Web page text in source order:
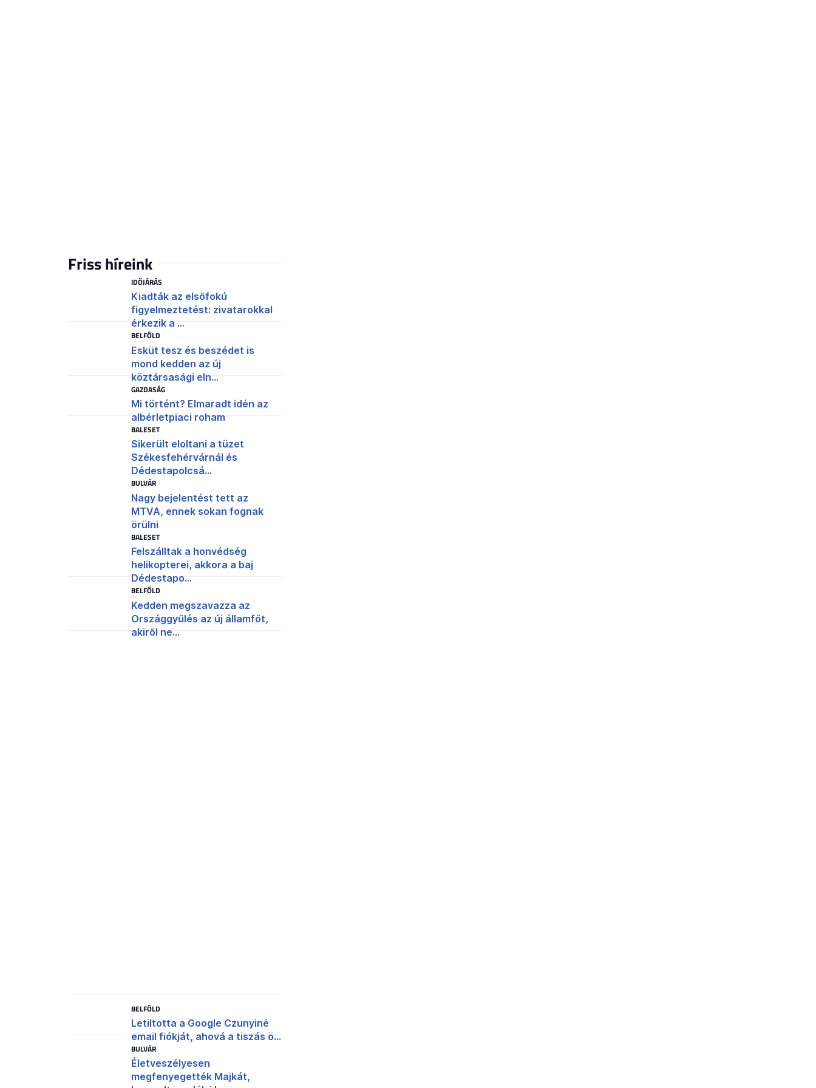
Friss híreink
IDŐJÁRÁS
Kiadták az elsőfokú
figyelmeztetést: zivatarokkal
érkezik a ...
BELFÖLD
Esküt tesz és beszédet is
mond kedden az új
köztársasági eln...
GAZDASÁG
Mi történt? Elmaradt idén az
albérletpiaci roham
BALESET
Sikerült eloltani a tüzet
Székesfehérvárnál és
Dédestapolcsá...
BULVÁR
Nagy bejelentést tett az
MTVA, ennek sokan fognak
örülni
BALESET
Felszálltak a honvédség
helikopterei, akkora a baj
Dédestapo...
BELFÖLD
Kedden megszavazza az
Országgyűlés az új államfőt,
akiről ne...
BELFÖLD
Letiltotta a Google Czunyiné
email fiókját, ahová a tiszás ö...
BULVÁR
Életveszélyesen
megfenyegették Majkát,